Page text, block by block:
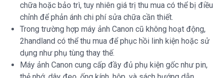
chữa hoặc bảo trì, tuy nhiên giá trị thu mua có thể bị điều
chỉnh để phản ánh chi phí sửa chữa cần thiết.
Trong trường hợp máy ảnh Canon cũ không hoạt động,
2handland có thể thu mua để phục hồi linh kiện hoặc sử
dụng như phụ tùng thay thế.
Máy ảnh Canon cung cấp đầy đủ phụ kiện gốc như pin,